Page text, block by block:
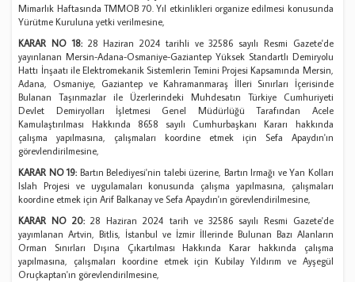
Mimarlık Haftasında TMMOB 70. Yıl etkinlikleri organize edilmesi konusunda
Yürütme Kuruluna yetki verilmesine,
KARAR NO 18:28 Haziran 2024 tarihli ve 32586 sayılı Resmi Gazete'de
yayınlanan Mersin-Adana-Osmaniye-Gaziantep Yüksek Standartlı Demiryolu
Hattı İnşaatı ile Elektromekanik Sistemlerin Temini Projesi Kapsamında Mersin,
Adana, Osmaniye, Gaziantep ve Kahramanmaraş İlleri Sınırları İçerisinde
Bulanan Taşınmazlar ile Üzerlerindeki Muhdesatın Türkiye Cumhuriyeti
Devlet Demiryolları İşletmesi Genel Müdürlüğü Tarafından Acele
Kamulaştırılması Hakkında 8658 sayılı Cumhurbaşkanı Kararı hakkında
çalışma yapılmasına, çalışmaları koordine etmek için Sefa Apaydın'ın
görevlendirilmesine,
KARAR NO 19: Bartın Belediyesi'nin talebi üzerine, Bartın Irmağı ve Yan Kolları
Islah Projesi ve uygulamaları konusunda çalışma yapılmasına, çalışmaları
koordine etmek için Arif Balkanay ve Sefa Apaydın'ın görevlendirilmesine,
KARAR NO 20: 28 Haziran 2024 tarih ve 32586 sayılı Resmi Gazete'de
yayımlanan Artvin, Bitlis, İstanbul ve İzmir İllerinde Bulunan Bazı Alanların
Orman Sınırları Dışına Çıkartılması Hakkında Karar hakkında çalışma
yapılmasına, çalışmaları koordine etmek için Kubilay Yıldırım ve Ayşegül
Oruçkaptan'ın görevlendirilmesine,